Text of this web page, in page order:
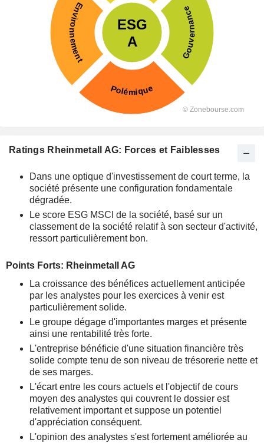
Ratings Rheinmetall AG: Forces et Faiblesses
Dans une optique d'investissement de court terme, la
société présente une configuration fondamentale
dégradée.
Le score ESG MSCI de la société, basé sur un
classement de la société relatif à son secteur d'activité,
ressort particulièrement bon.
Points Forts: Rheinmetall AG
La croissance des bénéfices actuellement anticipée
par les analystes pour les exercices à venir est
particulièrement solide.
Le groupe dégage d'importantes marges et présente
ainsi une rentabilité très forte.
L'entreprise bénéficie d'une situation financière très
solide compte tenu de son niveau de trésorerie nette et
de ses marges.
L'écart entre les cours actuels et l'objectif de cours
moyen des analystes qui couvrent le dossier est
relativement important et suppose un potentiel
d'appréciation conséquent.
L'opinion des analystes s'est fortement améliorée au